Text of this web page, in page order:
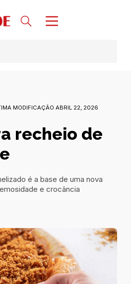
MODIFICAÇÃO ABRIL 22, 2026
recheio de
é a base de uma nova
e crocância